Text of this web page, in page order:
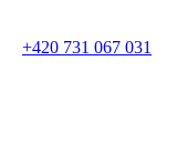
+420 731 067 031